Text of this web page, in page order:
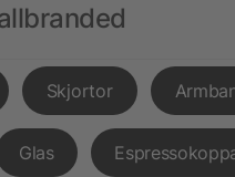
Skjortor
Glas